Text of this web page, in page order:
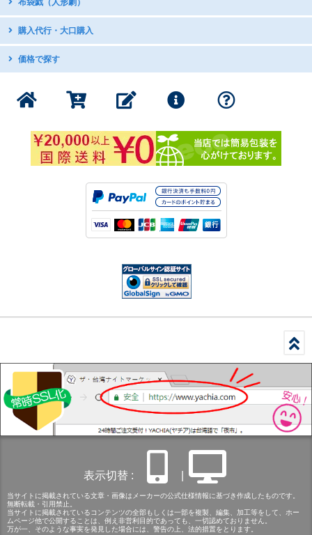
スナック・お菓子
ミネラルたっぷり 台湾産甘蔗糖
インスタントドリンク
台湾産コーヒー
インスタントスープ
調味料・スープの素
DVDボックス
DVDボックス（クリアランス）
サントラ：動脈音楽+ダピリ
書籍・印刷物
公式グッズ
購入代行・大口購入
購入代行サービス
価格で探す
表示切替 :
当サイトに掲載されている文章・画像はメーカーの公式仕様情報に基づき作成したものです。
無断転載・引用禁止。
当サイトに掲載されているコンテンツの全部もしくは一部を複製、編集、加工等をして、ホー
ムページ他で公開することは、例え非営利目的であっても、一切認めておりません。
万が一、そのような事実を発見した場合には、警告の上、法的措置をとります。